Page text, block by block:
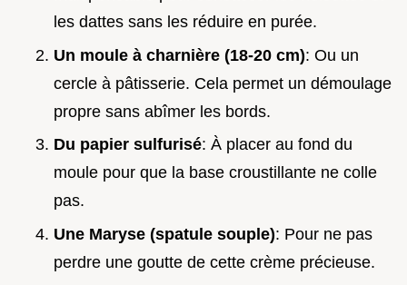
les dattes sans les réduire en purée.
Un moule à charnière (18-20 cm): Ou un
cercle à pâtisserie. Cela permet un démoulage
propre sans abîmer les bords.
Du papier sulfurisé: À placer au fond du
moule pour que la base croustillante ne colle
pas.
Une Maryse (spatule souple): Pour ne pas
perdre une goutte de cette crème précieuse.